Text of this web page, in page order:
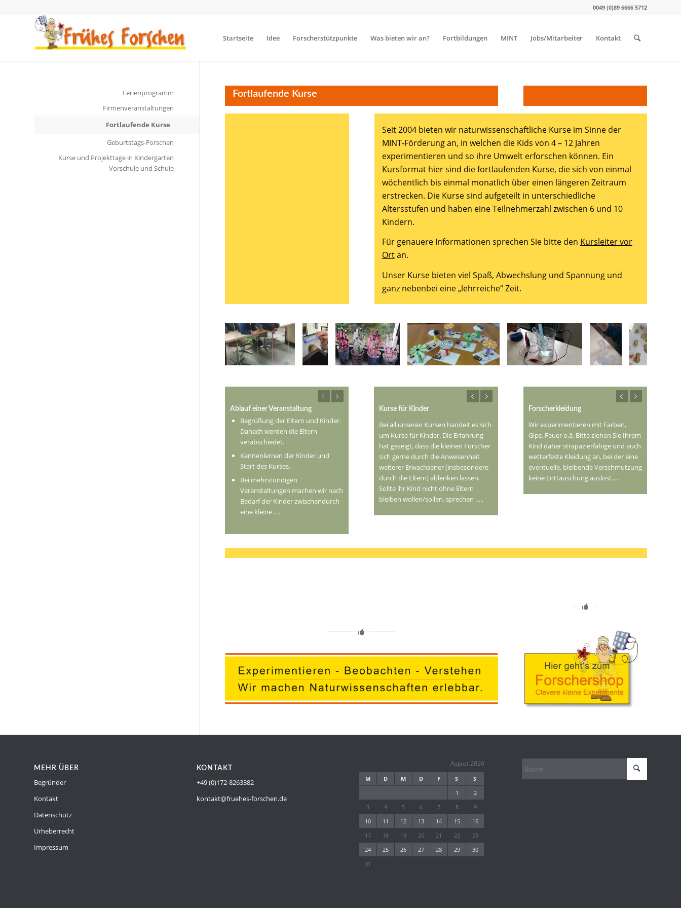
0049 (0)89 6666 5712
Startseite Idee Forscherstützpunkte Was bieten wir an? Fortbildungen MINT Jobs/Mitarbeiter Kontakt
Fortlaufende Kurse
Seit 2004 bieten wir naturwissenschaftliche Kurse im Sinne der
MINT-Förderung an, in welchen die Kids von 4 – 12 Jahren
experimentieren und so ihre Umwelt erforschen können. Ein
Kursformat hier sind die fortlaufenden Kurse, die sich von einmal
wöchentlich bis einmal monatlich über einen längeren Zeitraum
erstrecken. Die Kurse sind aufgeteilt in unterschiedliche
Altersstufen und haben eine Teilnehmerzahl zwischen 6 und 10
Kindern.
Für genauere Informationen sprechen Sie bitte den Kursleiter vor
Ortan.
Unser Kurse bieten viel Spaß, Abwechslung und Spannung und
ganz nebenbei eine „lehrreiche“ Zeit.
Ablauf einer Veranstaltung
Begrüßung der Eltern und Kinder.
Danach werden die Eltern
verabschiedet.
Kennenlernen der Kinder und
Start des Kurses.
Bei mehrstündigen
Veranstaltungen machen wir nach
Bedarf der Kinder zwischendurch
eine kleine ….
Kurse für Kinder
Bei all unseren Kursen handelt es sich
um Kurse für Kinder. Die Erfahrung
hat gezeigt, dass die kleinen Forscher
sich gerne durch die Anwesenheit
weiterer Erwachsener (insbesondere
durch die Eltern) ablenken lassen.
Sollte ihr Kind nicht ohne Eltern
bleiben wollen/sollen, sprechen …..
Forscherkleidung
Wir experimentieren mit Farben,
Gips, Feuer o.ä. Bitte ziehen Sie Ihrem
Kind daher strapazierfähige und auch
wetterfeste Kleidung an, bei der eine
eventuelle, bleibende Verschmutzung
keine Enttäuschung auslöst….
Ferienprogramm
Firmenveranstaltungen
Fortlaufende Kurse
Geburtstags-Forschen
Kurse und Projekttage in Kindergarten
Vorschule und Schule
MEHR ÜBER
Begründer
Kontakt
Datenschutz
Urheberrecht
Impressum
KONTAKT
+49 (0)172-8263382
kontakt@fruehes-forschen.de
August 2026
M D M D F S
S
1
2
3
4 5 6 7 8
9
10
11 12 13 14 15
16
17
18 19 20 21 22
23
24
25 26 27 28 29
30
31